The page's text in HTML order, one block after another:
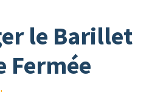
le Barillet
Fermée